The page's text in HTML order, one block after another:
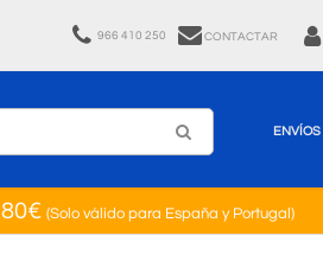
966 410 250 CONTACTAR
ENVÍOS
80€ (Solo válido para España y Portugal)